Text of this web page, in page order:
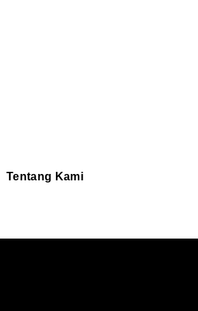
Tentang Kami